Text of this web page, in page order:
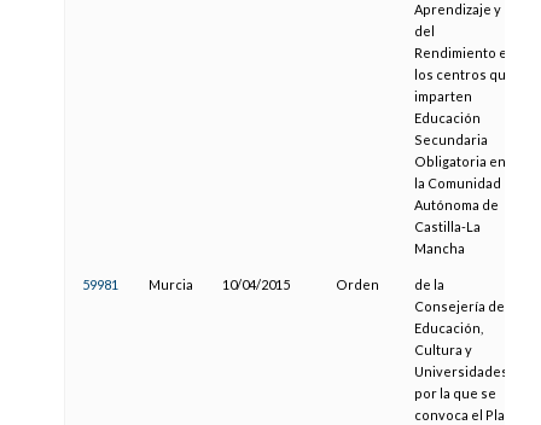
Aprendizaje y
del
Rendimiento en
los centros que
imparten
Educación
Secundaria
Obligatoria en
la Comunidad
Autónoma de
Castilla-La
Mancha
59981 Murcia 10/04/2015 Orden
de la
Consejería de
Educación,
Cultura y
Universidades
por la que se
convoca el Plan